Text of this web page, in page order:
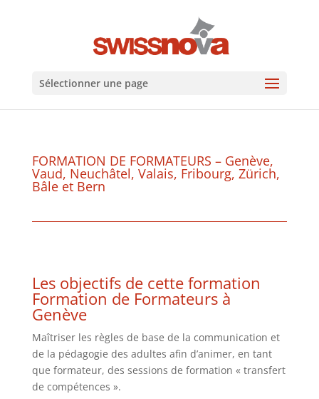
Sélectionner une page
FORMATION DE FORMATEURS – Genève,
Vaud, Neuchâtel, Valais, Fribourg, Zürich,
Bâle et Bern
Les objectifs de cette formation
Formation de Formateurs à
Genève
Maîtriser les règles de base de la communication et
de la pédagogie des adultes afin d’animer, en tant
que formateur, des sessions de formation « transfert
de compétences ».